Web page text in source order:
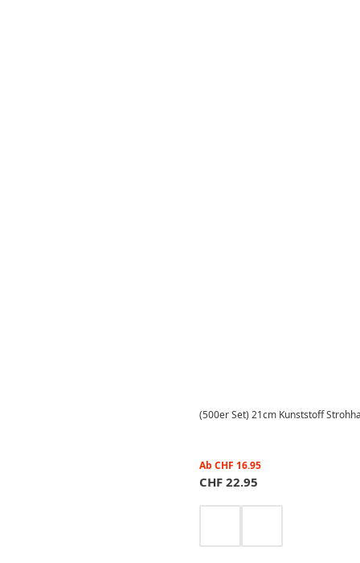
(500er Set) 21cm Kunststoff
Ab CHF 16.95
CHF 22.95